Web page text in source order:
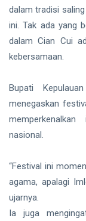
Prabowo Subianto
Indonesia
Pilkada 2024
Donald Trump
PT IKPP Perawang
KPK
PSSI
dalam tradisi
ini. Tak ada yang
dalam Cian Cui
kebersamaan.
Bupati
menegaskan
nasional.
“Festival ini
agama, apalagi
ujarnya.
Ia juga